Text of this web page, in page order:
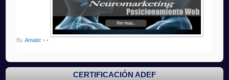
ByAmatic • •
CERTIFICACIÓN ADEF